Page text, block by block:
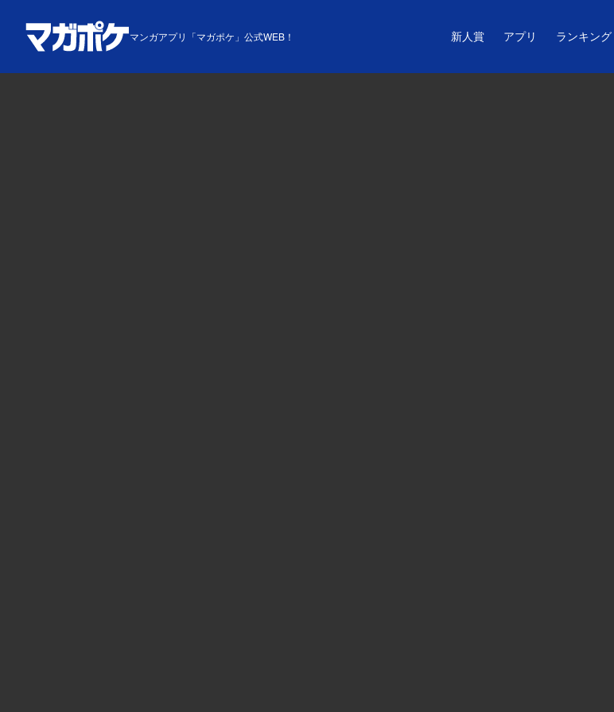
マンガアプリ「マガポケ」公式WEB！ 新人賞 アプリ ランキング